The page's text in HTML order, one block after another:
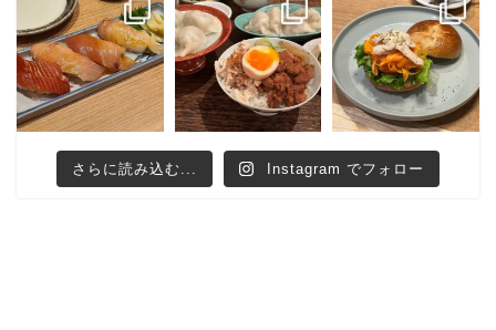
さらに読み込む... Instagram でフォロー